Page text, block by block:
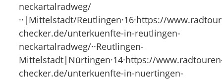
neckartalradweg/
··|Mittelstadt/Reutlingen·16·https://
checker.de/unterkuenfte-in-reutlingen-
neckartalradweg/··Reutlingen-
Mittelstadt|Nürtingen·14·https://
checker.de/unterkuenfte-in-nuertingen-